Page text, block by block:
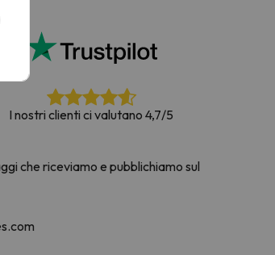
I nostri clienti ci valutano 4,7/5
che riceviamo e pubblichiamo sul